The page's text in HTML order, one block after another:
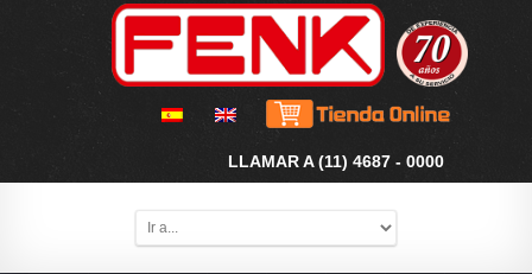
LLAMAR A (11) 4687 - 0000